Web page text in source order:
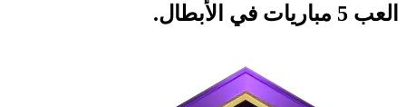
العب 5 مباريات في الأبطال.